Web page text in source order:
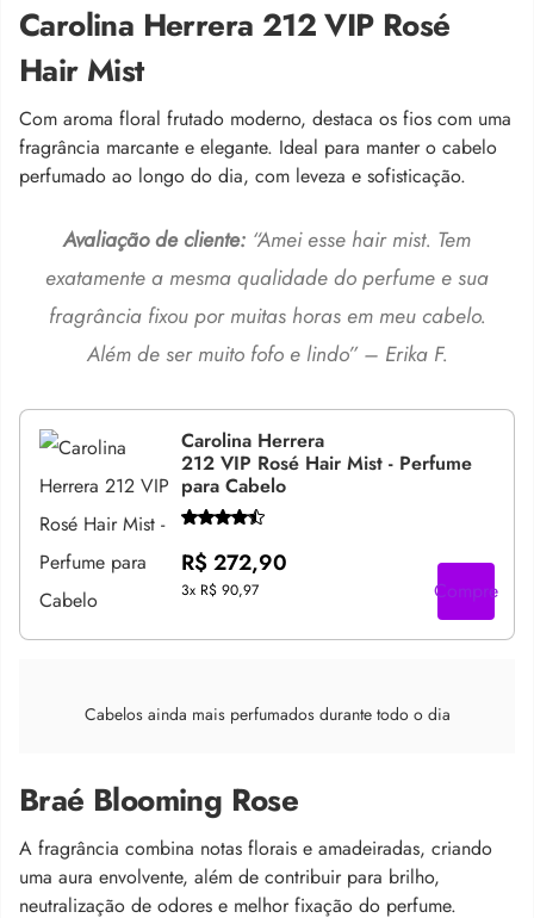
Carolina Herrera 212 VIP Rosé
Hair Mist
Com aroma floral frutado moderno, destaca os fios com uma
fragrância marcante e elegante. Ideal para manter o cabelo
perfumado ao longo do dia, com leveza e sofisticação.
Avaliação de cliente: “Amei esse hair mist. Tem
exatamente a mesma qualidade do perfume e sua
fragrância fixou por muitas horas em meu cabelo.
Além de ser muito fofo e lindo” – Erika F.
Carolina Herrera
212 VIP Rosé Hair Mist - Perfume
para Cabelo
R$ 272,90
3x R$ 90,97 Compre
Cabelos ainda mais perfumados durante todo o dia
Braé Blooming Rose
A fragrância combina notas florais e amadeiradas, criando
uma aura envolvente, além de contribuir para brilho,
neutralização de odores e melhor fixação do perfume.